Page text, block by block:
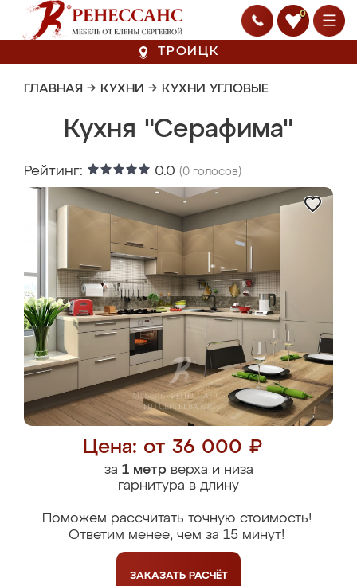
0
ТРОИЦК
ГЛАВНАЯ → КУХНИ → КУХНИ УГЛОВЫЕ
Кухня "Серафима"
Рейтинг: 0.0 (0 голосов)
Цена: от 36 000 ₽
за 1 метрверха и низа
гарнитура в длину
Поможем рассчитать точную стоимость!
Ответим менее, чем за 15 минут!
ЗАКАЗАТЬ РАСЧЁТ